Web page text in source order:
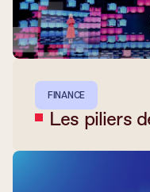
FINANCE
Les piliers